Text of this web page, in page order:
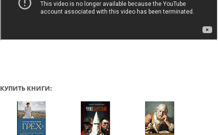
КУПИТЬ КНИГИ: